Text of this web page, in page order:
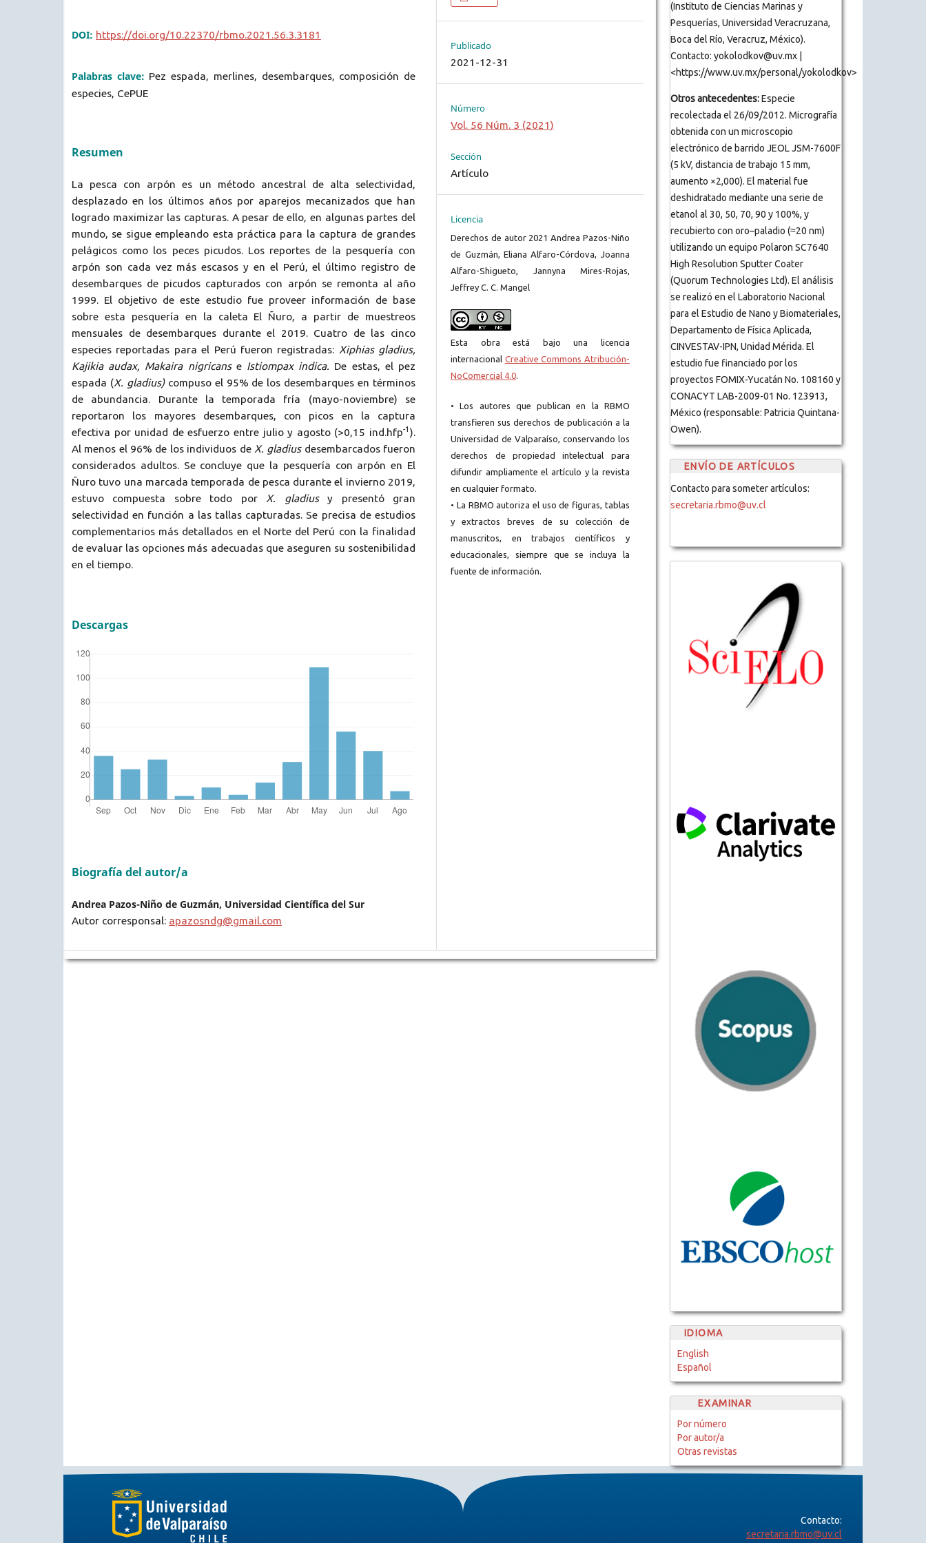
DOI: https://doi.org/10.22370/rbmo.2021.56.3.3181
Palabras clave: Pez espada, merlines, desembarques, composición de
especies, CePUE
Resumen
La pesca con arpón es un método ancestral de alta selectividad,
desplazado en los últimos años por aparejos mecanizados que han
logrado maximizar las capturas. A pesar de ello, en algunas partes del
mundo, se sigue empleando esta práctica para la captura de grandes
pelágicos como los peces picudos. Los reportes de la pesquería con
arpón son cada vez más escasos y en el Perú, el último registro de
desembarques de picudos capturados con arpón se remonta al año
1999. El objetivo de este estudio fue proveer información de base
sobre esta pesquería en la caleta El Ñuro, a partir de muestreos
mensuales de desembarques durante el 2019. Cuatro de las cinco
especies reportadas para el Perú fueron registradas: Xiphias gladius,
Kajikia audax, Makaira nigricanse Istiompax indica. De estas, el pez
espada (X. gladius) compuso el 95% de los desembarques en términos
de abundancia. Durante la temporada fría (mayo-noviembre) se
reportaron los mayores desembarques, con picos en la captura
efectiva por unidad de esfuerzo entre julio y agosto (>0,15 ind.hfp-1 ).
Al menos el 96% de los individuos de X. gladiusdesembarcados fueron
considerados adultos. Se concluye que la pesquería con arpón en El
Ñuro tuvo una marcada temporada de pesca durante el invierno 2019,
estuvo compuesta sobre todo por X. gladiusy presentó gran
selectividad en función a las tallas capturadas. Se precisa de estudios
complementarios más detallados en el Norte del Perú con la finalidad
de evaluar las opciones más adecuadas que aseguren su sostenibilidad
en el tiempo.
Descargas
Biografía del autor/a
Andrea Pazos-Niño de Guzmán, Universidad Científica del Sur
Autor corresponsal: apazosndg@gmail.com
Publicado
2021-12-31
Número
Vol. 56 Núm. 3 (2021)
Sección
Artículo
Licencia
Derechos de autor 2021 Andrea Pazos-Niño
de Guzmán, Eliana Alfaro-Córdova, Joanna
Alfaro-Shigueto, Jannyna Mires-Rojas,
Jeffrey C. C. Mangel
Esta obra está bajo una licencia
internacional Creative Commons Atribución-
NoComercial 4.0.
• Los autores que publican en la RBMO
transfieren sus derechos de publicación a la
Universidad de Valparaíso, conservando los
derechos de propiedad intelectual para
difundir ampliamente el artículo y la revista
en cualquier formato.
• La RBMO autoriza el uso de figuras, tablas
y extractos breves de su colección de
manuscritos, en trabajos científicos y
educacionales, siempre que se incluya la
fuente de información.
(Instituto de Ciencias Marinas y
Pesquerías, Universidad Veracruzana,
Boca del Río, Veracruz, México).
Contacto: yokolodkov@uv.mx |
<https://www.uv.mx/personal/yokolodkov>
Otros antecedentes:Especie
recolectada el 26/09/2012. Micrografía
obtenida con un microscopio
electrónico de barrido JEOL JSM-7600F
(5 kV, distancia de trabajo 15 mm,
aumento ×2,000). El material fue
deshidratado mediante una serie de
etanol al 30, 50, 70, 90 y 100%, y
recubierto con oro–paladio (≈20 nm)
utilizando un equipo Polaron SC7640
High Resolution Sputter Coater
(Quorum Technologies Ltd). El análisis
se realizó en el Laboratorio Nacional
para el Estudio de Nano y Biomateriales,
Departamento de Física Aplicada,
CINVESTAV-IPN, Unidad Mérida. El
estudio fue financiado por los
proyectos FOMIX-Yucatán No. 108160 y
CONACYT LAB-2009-01 No. 123913,
México (responsable: Patricia Quintana-
Owen).
ENVÍO DE ARTÍCULOS
Contacto para someter artículos:
secretaria.rbmo@uv.cl
IDIOMA
English
Español
EXAMINAR
Por número
Por autor/a
Otras revistas
Contacto:
secretaria.rbmo@uv.cl